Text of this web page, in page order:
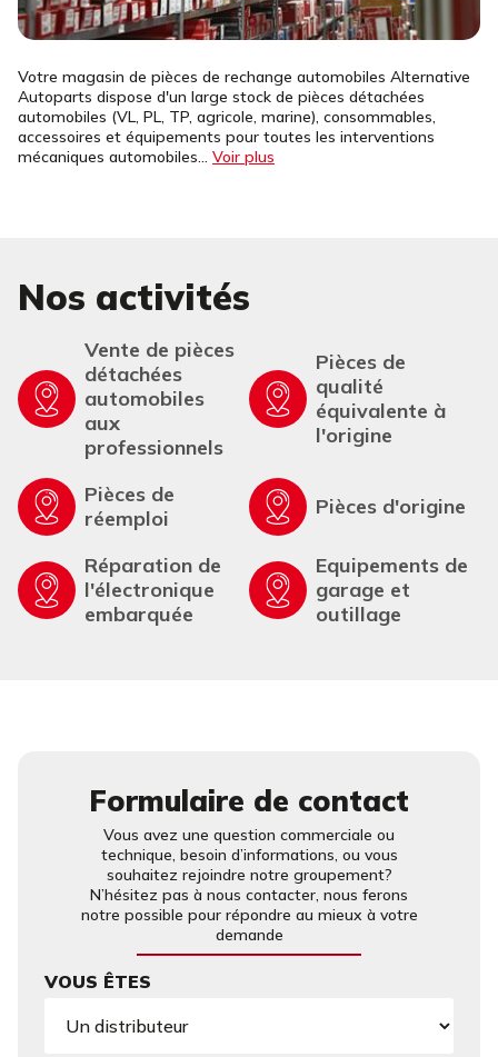
Votre magasin de pièces de rechange automobiles Alternative
Autoparts dispose d'un large stock de pièces détachées
automobiles (VL, PL, TP, agricole, marine), consommables,
accessoires et équipements pour toutes les interventions
mécaniques automobiles... Voir plus
Nos activités
Vente de pièces
détachées
automobiles
aux
professionnels
Pièces de
qualité
équivalente à
l'origine
Pièces de
réemploi
Pièces d'origine
Réparation de
l'électronique
embarquée
Equipements de
garage et
outillage
Formulaire de contact
Vous avez une question commerciale ou
technique, besoin d’informations, ou vous
souhaitez rejoindre notre groupement?
N’hésitez pas à nous contacter, nous ferons
notre possible pour répondre au mieux à votre
demande
VOUS ÊTES